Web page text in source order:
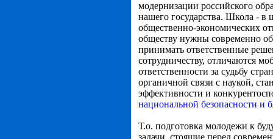
модернизации российского
нашего государства. Школа -
общественно-экономических
обществу нужны современно
принимать ответственные
сотрудничеству, отличаются
ответственности за судьбу
органичной связи с наукой,
эффективности и
национальной безопасности и
Т.о. подготовка молодежи к
задачи, стоящие перед